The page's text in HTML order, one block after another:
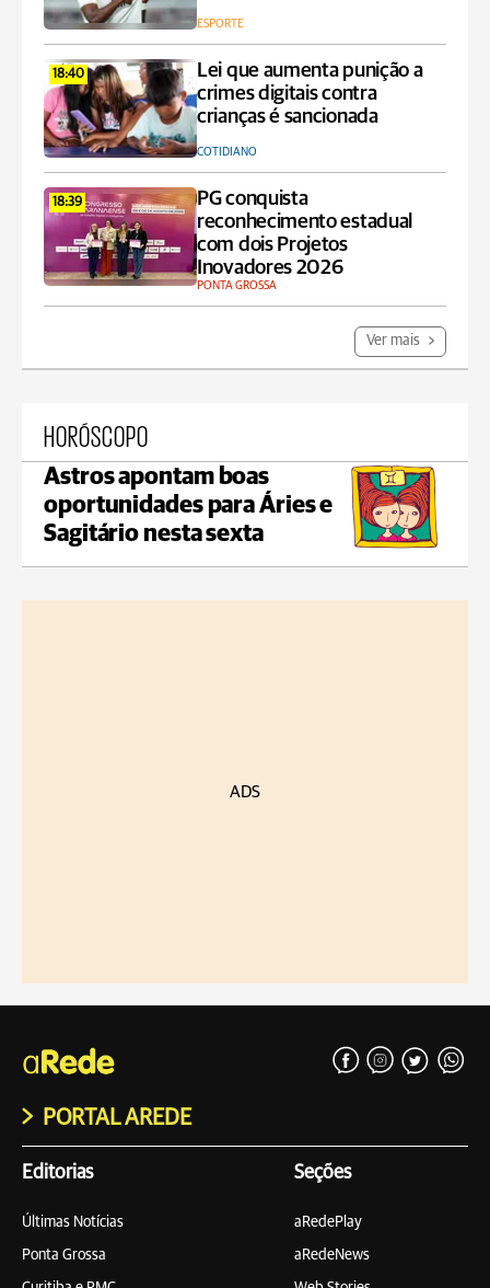
ESPORTE
18:40
Lei que aumenta punição a
crimes digitais contra
crianças é sancionada
COTIDIANO
18:39
PG conquista
reconhecimento estadual
com dois Projetos
Inovadores 2026
PONTA GROSSA
Ver mais
HORÓSCOPO
Astros apontam boas
oportunidades para Áries e
Sagitário nesta sexta
ADS
PORTAL AREDE
Editorias
Últimas Notícias
Ponta Grossa
Seções
aRedePlay
aRedeNews